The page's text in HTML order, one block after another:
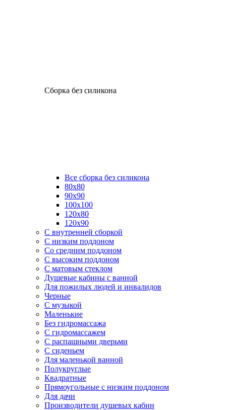
Сборка без силикона
Все сборка без силикона
80х80
90х90
100х100
120х80
120х90
С внутренней сборкой
C низким поддоном
Со средним поддоном
С высоким поддоном
С матовым стеклом
Душевые кабины с ванной
Для пожилых людей и инвалидов
Черные
С музыкой
Маленькие
Без гидромассажа
С гидромассажем
С распашными дверьми
С сиденьем
Для маленькой ванной
Полукруглые
Квадратные
Прямоугольные с низким поддоном
Для дачи
Производители душевых кабин